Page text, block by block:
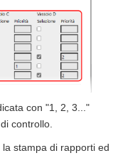
con "1, 2, 3..."
controllo.
stampa di rapporti ed